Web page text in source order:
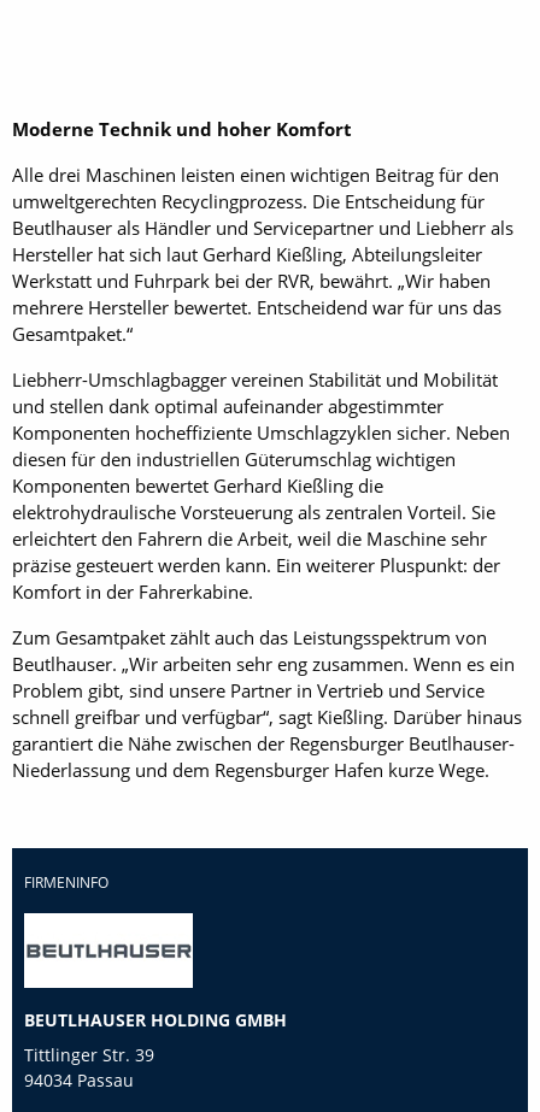
Moderne Technik und hoher Komfort
Alle drei Maschinen leisten einen wichtigen Beitrag für den
umweltgerechten Recyclingprozess. Die Entscheidung für
Beutlhauser als Händler und Servicepartner und Liebherr als
Hersteller hat sich laut Gerhard Kießling, Abteilungsleiter
Werkstatt und Fuhrpark bei der RVR, bewährt. „Wir haben
mehrere Hersteller bewertet. Entscheidend war für uns das
Gesamtpaket.“
Liebherr-Umschlagbagger vereinen Stabilität und Mobilität
und stellen dank optimal aufeinander abgestimmter
Komponenten hocheffiziente Umschlagzyklen sicher. Neben
diesen für den industriellen Güterumschlag wichtigen
Komponenten bewertet Gerhard Kießling die
elektrohydraulische Vorsteuerung als zentralen Vorteil. Sie
erleichtert den Fahrern die Arbeit, weil die Maschine sehr
präzise gesteuert werden kann. Ein weiterer Pluspunkt: der
Komfort in der Fahrerkabine.
Zum Gesamtpaket zählt auch das Leistungsspektrum von
Beutlhauser. „Wir arbeiten sehr eng zusammen. Wenn es ein
Problem gibt, sind unsere Partner in Vertrieb und Service
schnell greifbar und verfügbar“, sagt Kießling. Darüber hinaus
garantiert die Nähe zwischen der Regensburger Beutlhauser-
Niederlassung und dem Regensburger Hafen kurze Wege.
FIRMENINFO
BEUTLHAUSER HOLDING GMBH
Tittlinger Str. 39
94034 Passau